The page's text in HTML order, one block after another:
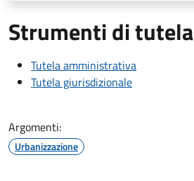
Strumenti di tutela
Tutela amministrativa
Tutela giurisdizionale
Argomenti:
Urbanizzazione